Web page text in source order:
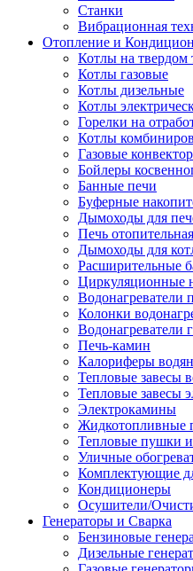
Станки
Вибрационная
Отопление и
Котлы на твердом
Котлы газовые
Котлы дизельные
Котлы
Горелки на
Котлы
Газовые
Бойлеры
Банные печи
Буферные
Дымоходы для
Печь отопительная
Дымоходы для
Расширительные
Циркуляционные
Водонагреватели
Колонки
Водонагреватели
Печь-камин
Калориферы
Тепловые завесы
Тепловые завесы
Электрокамины
Жидкотопливные
Тепловые пушки
Уличные
Комплектующие
Кондиционеры
Осушители/
Генераторы и Сварка
Бензиновые
Дизельные